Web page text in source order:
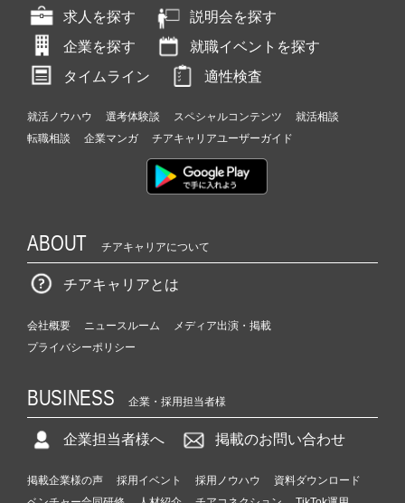
求人を探す
説明会を探す
企業を探す
就職イベントを探す
タイムライン
適性検査
就活ノウハウ 選考体験談 スペシャルコンテンツ
就活相談
転職相談
企業マンガ チアキャリアユーザーガイド
ABOUT チアキャリアについて
チアキャリアとは
会社概要 ニュースルーム
メディア出演・掲載
プライバシーポリシー
BUSINESS 企業・採用担当者様
企業担当者様へ 掲載のお問い合わせ
掲載企業様の声 採用イベント 採用ノウハウ
資料ダウンロード